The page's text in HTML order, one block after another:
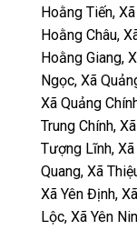
Hoằng Tiến,
Hoằng Châu,
Hoằng Giang,
Ngọc, Xã
Xã Quảng
Trung Chính,
Tượng Lĩnh, Xã
Quang, Xã
Xã Yên Định,
Lộc, Xã Yên